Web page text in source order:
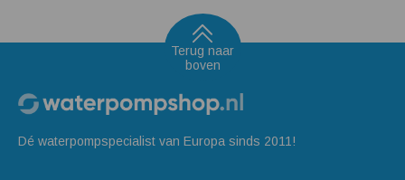
Terug naar
boven
Dé waterpompspecialist van Europa sinds 2011!